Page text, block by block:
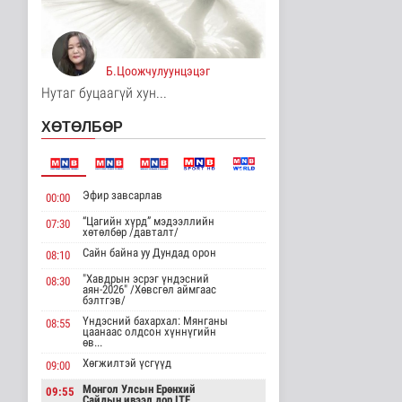
3 цаг 50 минутын өмнө
Хирошимад иргэд
Японы зэвсгийн
экспортын бодлогы..
Дэлхийд
3 цаг 2 минутын өмнө
Трамп Ирантай
шинэ гарц эрэлх..
3 цаг 10 минутын өмнө
Европ даяар хэт халалт
эрчимжиж байна
3 цаг 19 минутын өмнө
Голууд үертэй байна
4 цаг 36 минутын өмнө
Б.Цоожчулуунцэцэг
Нутаг буцаагүй хун...
ХӨТӨЛБӨР
00:00 Эфир завсарлав
07:30
“Цагийн хүрд” мэдээллийн
хөтөлбөр /давталт/
08:10
Сайн байна уу Дундад орон
08:30
"Хавдрын эсрэг үндэсний
аян-2026" /Хөвсгөл аймгаас
бэлтгэв/
08:55
Үндэсний бахархал: Мянганы
цаанаас олдсон хүннүгийн
өв...
09:00
Хөгжилтэй үсгүүд
09:55
Монгол Улсын Ерөнхий